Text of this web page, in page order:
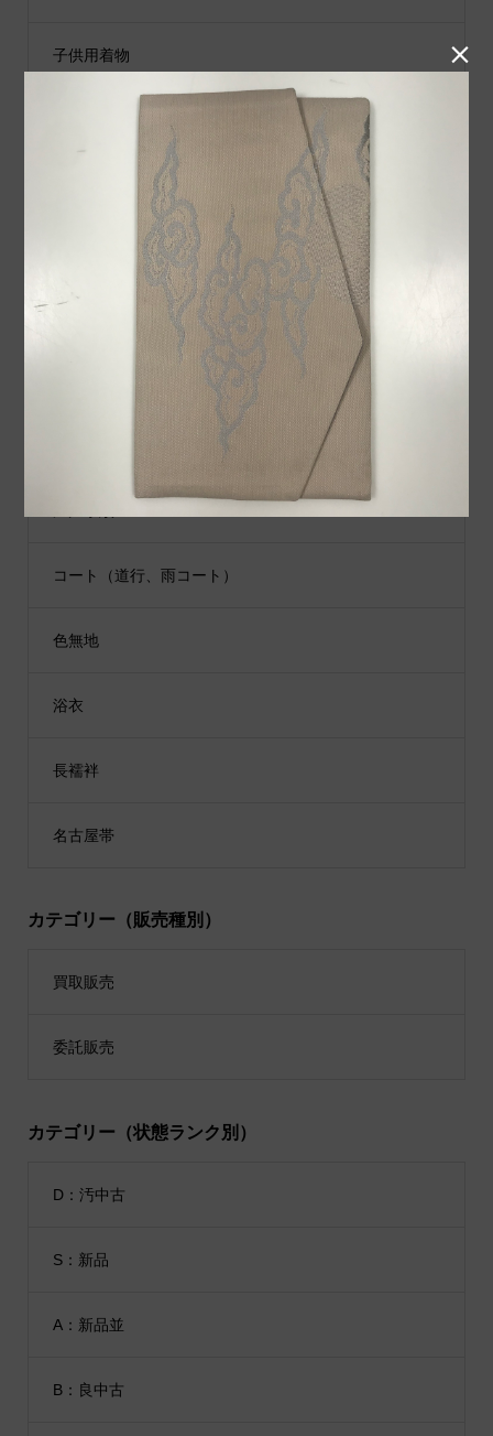
子供用着物
コート（道行、雨コート）
色無地
浴衣
長襦袢
名古屋帯
カテゴリー（販売種別）
買取販売
委託販売
カテゴリー（状態ランク別）
D：汚中古
S：新品
A：新品並
B：良中古
